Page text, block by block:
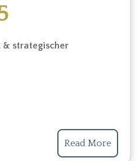
& strategischer
Read More